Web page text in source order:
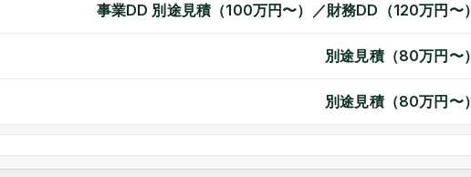
事業DD 別途見積（100万円〜）／財務DD（120万円〜）
別途見積（80万円〜）
別途見積（80万円〜）